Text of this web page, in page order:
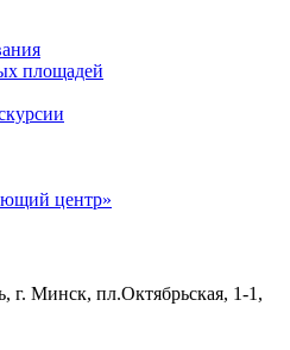
площадей
центр»
г. Минск, пл.Октябрьская, 1-1,